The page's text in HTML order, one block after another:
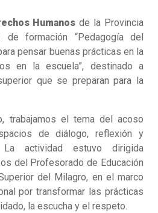
Humanos de la Provincia
formación “Pedagogía del
pensar buenas prácticas en la
en la escuela”, destinado a
que se preparan para la
trabajamos el tema del acoso
de diálogo, reflexión y
actividad estuvo dirigida
del Profesorado de Educación
del Milagro, en el marco
por transformar las prácticas
la escucha y el respeto.